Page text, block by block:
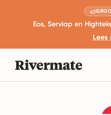
Eos, Serviap en
Lees